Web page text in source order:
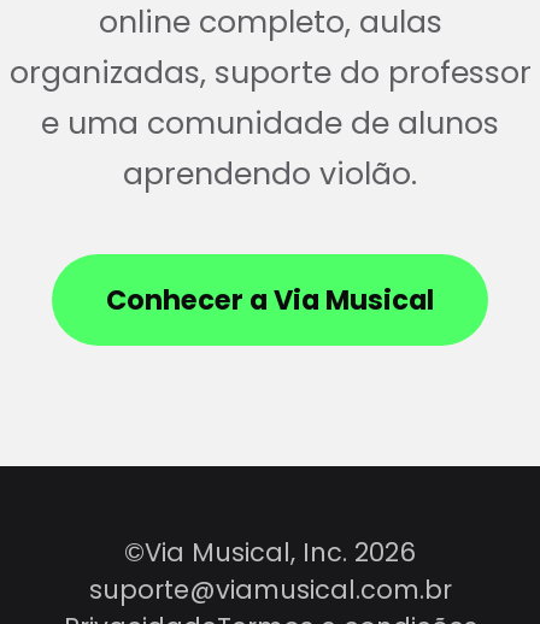
online completo, aulas
organizadas, suporte do professor
e uma comunidade de alunos
aprendendo violão.
Conhecer a Via Musical
©Via Musical, Inc. 2026
suporte@viamusical.com.br